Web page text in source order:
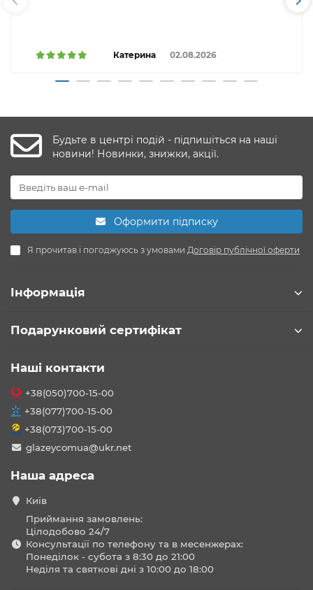
Катерина 02.08.2026
Будьте в центрі подій - підпишіться на наші
новини! Новинки, знижки, акції.
Оформити підписку
Я прочитав і погоджуюсь з умовами Договір публічної оферти
Інформація
Подарунковий сертифікат
Наші контакти
+38(050)700-15-00
+38(077)700-15-00
+38(073)700-15-00
glazeycomua@ukr.net
Наша адреса
Київ
Приймання замовлень:
Цілодобово 24/7
Консультації по телефону та в месенжерах:
Понеділок - субота з 8:30 до 21:00
Неділя та святкові дні з 10:00 до 18:00